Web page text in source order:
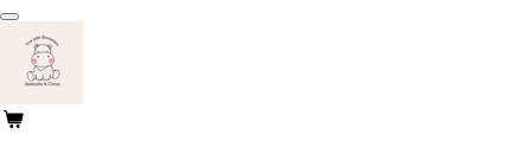
Passer
au
contenu
principal